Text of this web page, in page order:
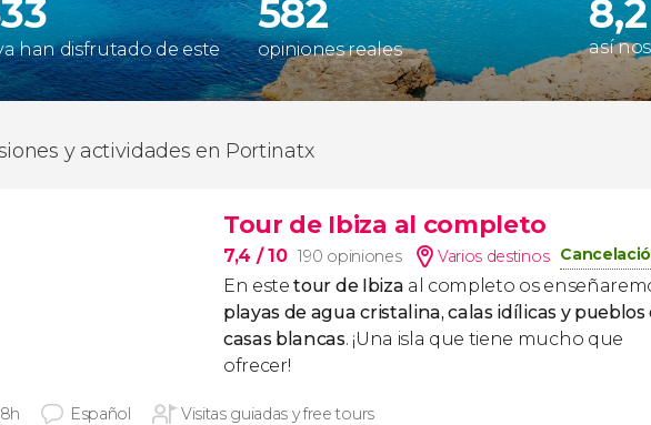
han disfrutado de este
582
opiniones reales así
y actividades en Portinatx
Tour de Ibiza al completo
7,4 / 10 190 opiniones Varios destinos
En este tour de Ibiza al completo os
playas de agua cristalina, calas idílicas y pueblos
casas blancas. ¡Una isla que tiene mucho que
ofrecer!
Español Visitas guiadas y free tours